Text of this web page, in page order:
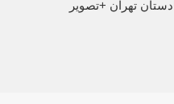
تهران +تصویر